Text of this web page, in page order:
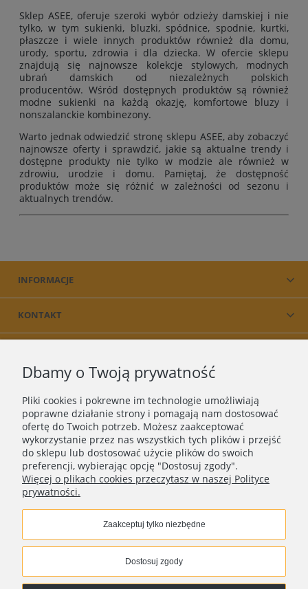
Sklep ASEE, oferuje szeroki wybór odzieży damskiej i nie
tylko, w tym sukienki, bluzki, spódnice, spodnie, kurtki,
płaszcze i wiele innych produktów również dla domu,
urody, sportu, zdrowia i dla dziecka. W ofercie sklepu
znajdują się najnowsze kolekcje stylowych, modnych
ubrań damskich od niezależnych polskich
producentów. Wśród dostępnych produktów są również
modne sukienki na każdą okazję, komfortowe bluzy i
nonszalanckie kombinezony.
Warto jednak odwiedzić stronę sklepu ASEE, aby zobaczyć
najnowsze oferty i sprawdzić, jakie są aktualne trendy i
dostępne produkty nie tylko w modzie ale również w
zdrowiu, urodzie i domu. Pamiętaj, że dostępność
produktów może się różnić w zależności od sezonu i
aktualnych trendów.
INFORMACJE
KONTAKT
| Wszelkie prawa
zastrzeżone
Dbamy o Twoją prywatność
Pliki cookies i pokrewne im technologie umożliwiają
poprawne działanie strony i pomagają nam dostosować
ofertę do Twoich potrzeb. Możesz zaakceptować
wykorzystanie przez nas wszystkich tych plików i przejść
do sklepu lub dostosować użycie plików do swoich
preferencji, wybierając opcję "Dostosuj zgody".
Więcej o plikach cookies przeczytasz w naszej Polityce
prywatności.
Zaakceptuj tylko niezbędne
Dostosuj zgody